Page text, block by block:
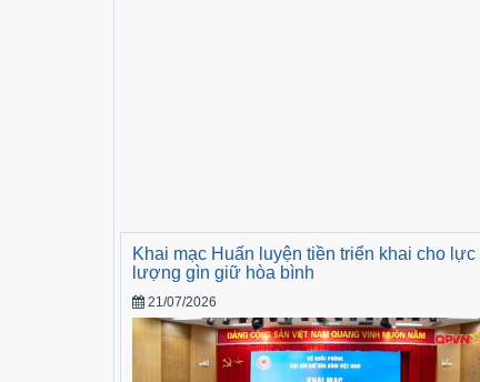
Khai mạc Huấn luyện tiền triển khai cho lực
lượng gìn giữ hòa bình
21/07/2026